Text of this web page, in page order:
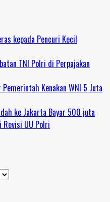
kepada Pencuri Kecil
TNI Polri di Perpajakan
Pemerintah Kenakan WNI 5 Juta
ke Jakarta Bayar 500 juta
Revisi UU Polri